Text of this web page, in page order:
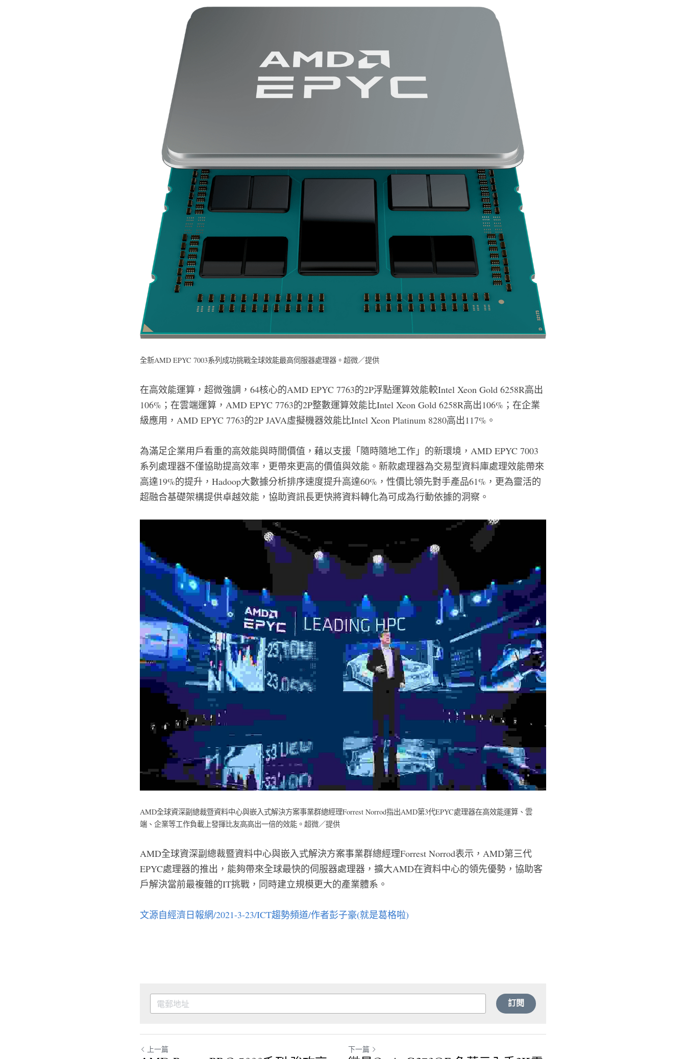
全新AMD EPYC 7003系列成功挑戰全球效能最高伺服器處理器。超微／提供
在高效能運算，超微強調，64核心的AMD EPYC 7763的2P浮點運算效能較Intel Xeon Gold 6258R高出
106%；在雲端運算，AMD EPYC 7763的2P整數運算效能比Intel Xeon Gold 6258R高出106%；在企業
級應用，AMD EPYC 7763的2P JAVA虛擬機器效能比Intel Xeon Platinum 8280高出117%。
為滿足企業用戶看重的高效能與時間價值，藉以支援「隨時隨地工作」的新環境，AMD EPYC 7003
系列處理器不僅協助提高效率，更帶來更高的價值與效能。新款處理器為交易型資料庫處理效能帶來
高達19%的提升，Hadoop大數據分析排序速度提升高達60%，性價比領先對手產品61%，更為靈活的
超融合基礎架構提供卓越效能，協助資訊長更快將資料轉化為可成為行動依據的洞察。
AMD全球資深副總裁暨資料中心與嵌入式解決方案事業群總經理Forrest Norrod指出AMD第3代EPYC處理器在高效能運算、雲
端、企業等工作負載上發揮比友高高出一倍的效能。超微／提供
AMD全球資深副總裁暨資料中心與嵌入式解決方案事業群總經理Forrest Norrod表示，AMD第三代
EPYC處理器的推出，能夠帶來全球最快的伺服器處理器，擴大AMD在資料中心的領先優勢，協助客
戶解決當前最複雜的IT挑戰，同時建立規模更大的產業體系。
文源自經濟日報網/2021-3-23/ICT趨勢頻道/作者彭子豪(就是葛格啦)
訂閱
上一篇 下一篇